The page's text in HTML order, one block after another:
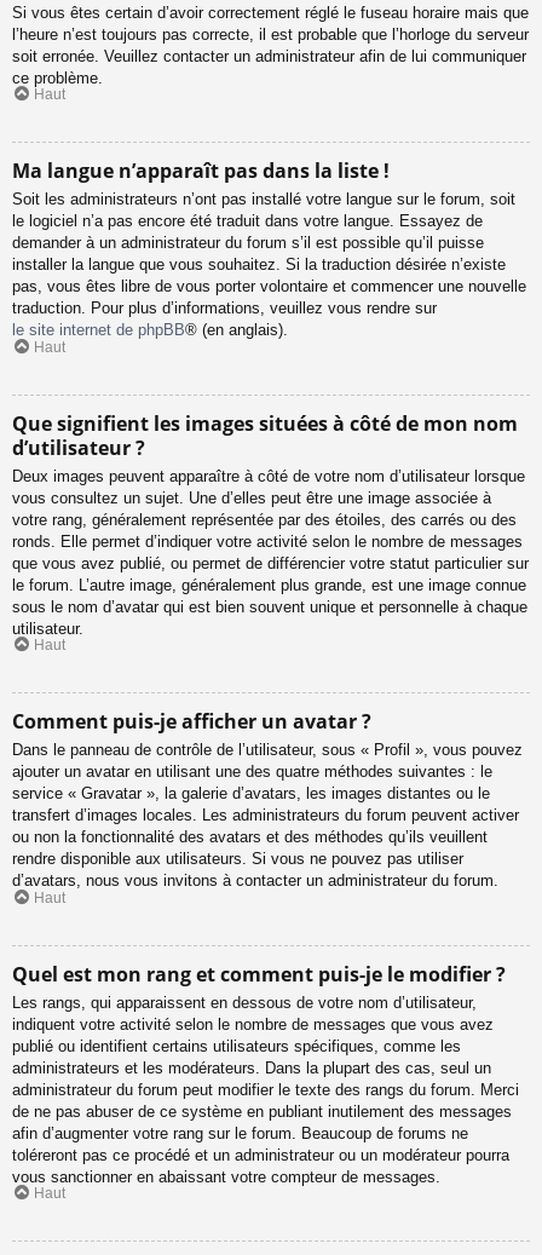
Si vous êtes certain d’avoir correctement réglé le fuseau horaire mais que
l’heure n’est toujours pas correcte, il est probable que l’horloge du serveur
soit erronée. Veuillez contacter un administrateur afin de lui communiquer
ce problème.
Haut
Ma langue n’apparaît pas dans la liste !
Soit les administrateurs n’ont pas installé votre langue sur le forum, soit
le logiciel n’a pas encore été traduit dans votre langue. Essayez de
demander à un administrateur du forum s’il est possible qu’il puisse
installer la langue que vous souhaitez. Si la traduction désirée n’existe
pas, vous êtes libre de vous porter volontaire et commencer une nouvelle
traduction. Pour plus d’informations, veuillez vous rendre sur
le site internet de phpBB® (en anglais).
Haut
Que signifient les images situées à côté de mon nom
d’utilisateur ?
Deux images peuvent apparaître à côté de votre nom d’utilisateur lorsque
vous consultez un sujet. Une d’elles peut être une image associée à
votre rang, généralement représentée par des étoiles, des carrés ou des
ronds. Elle permet d’indiquer votre activité selon le nombre de messages
que vous avez publié, ou permet de différencier votre statut particulier sur
le forum. L’autre image, généralement plus grande, est une image connue
sous le nom d’avatar qui est bien souvent unique et personnelle à chaque
utilisateur.
Haut
Comment puis-je afficher un avatar ?
Dans le panneau de contrôle de l’utilisateur, sous « Profil », vous pouvez
ajouter un avatar en utilisant une des quatre méthodes suivantes : le
service « Gravatar », la galerie d’avatars, les images distantes ou le
transfert d’images locales. Les administrateurs du forum peuvent activer
ou non la fonctionnalité des avatars et des méthodes qu’ils veuillent
rendre disponible aux utilisateurs. Si vous ne pouvez pas utiliser
d’avatars, nous vous invitons à contacter un administrateur du forum.
Haut
Quel est mon rang et comment puis-je le modifier ?
Les rangs, qui apparaissent en dessous de votre nom d’utilisateur,
indiquent votre activité selon le nombre de messages que vous avez
publié ou identifient certains utilisateurs spécifiques, comme les
administrateurs et les modérateurs. Dans la plupart des cas, seul un
administrateur du forum peut modifier le texte des rangs du forum. Merci
de ne pas abuser de ce système en publiant inutilement des messages
afin d’augmenter votre rang sur le forum. Beaucoup de forums ne
toléreront pas ce procédé et un administrateur ou un modérateur pourra
vous sanctionner en abaissant votre compteur de messages.
Haut